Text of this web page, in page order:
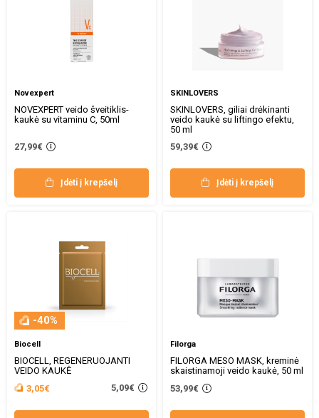
Novexpert
NOVEXPERT veido šveitiklis-
kaukė su vitaminu C, 50ml
27,99€
Įdėti į krepšelį
SKINLOVERS
SKINLOVERS, giliai drėkinanti
veido kaukė su liftingo efektu,
50 ml
59,39€
Įdėti į krepšelį
-40%
Biocell
BIOCELL, REGENERUOJANTI
VEIDO KAUKĖ
3,05€
5,09€
Filorga
FILORGA MESO MASK, kreminė
skaistinamoji veido kaukė, 50 ml
53,99€